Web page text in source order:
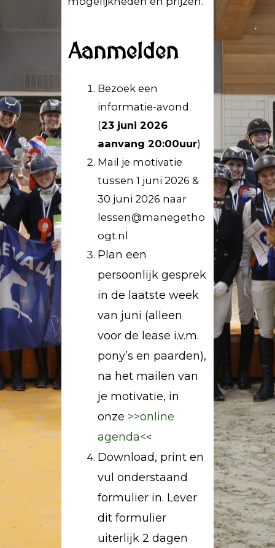
Aanmelden
Bezoek een
informatie-avond
(23 juni 2026
aanvang 20:00uur)
Mail je motivatie
tussen 1 juni 2026 &
30 juni 2026 naar
lessen@manegetho
ogt.nl
Plan een
persoonlijk gesprek
in de laatste week
van juni (alleen
voor de lease i.v.m.
pony’s en paarden),
na het mailen van
je motivatie, in
onze >>online
agenda<<
Download, print en
vul onderstaand
formulier in. Lever
dit formulier
uiterlijk 2 dagen